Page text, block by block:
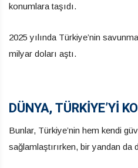
konumlara taşıdı.
2025 yılında Türkiye’nin
milyar doları aştı.
DÜNYA, TÜRKİYE’Yİ
Bunlar, Türkiye’nin hem kendi
sağlamlaştırırken, bir yandan da